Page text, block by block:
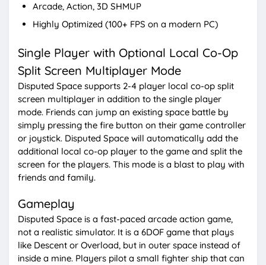
Arcade, Action, 3D SHMUP
Highly Optimized (100+ FPS on a modern PC)
Single Player with Optional Local Co-Op
Split Screen Multiplayer Mode
Disputed Space supports 2-4 player local co-op split
screen multiplayer in addition to the single player
mode. Friends can jump an existing space battle by
simply pressing the fire button on their game controller
or joystick. Disputed Space will automatically add the
additional local co-op player to the game and split the
screen for the players. This mode is a blast to play with
friends and family.
Gameplay
Disputed Space is a fast-paced arcade action game,
not a realistic simulator. It is a 6DOF game that plays
like Descent or Overload, but in outer space instead of
inside a mine. Players pilot a small fighter ship that can